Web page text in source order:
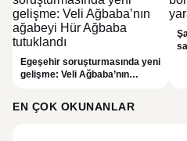
Egeşehir soruşturmasında yeni
gelişme: Veli Ağbaba’nın
EN ÇOK OKUNANLAR